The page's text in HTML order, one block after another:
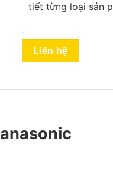
tiết từng loại sản
Liên hệ